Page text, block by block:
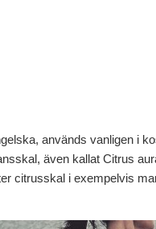
används vanligen i
även kallat Citrus
citrusskal i exempelvis